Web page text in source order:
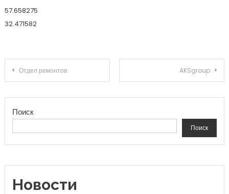
57.658275
32.471582
Навигация по записям
Отдел ремонтов AKSgroup
Поиск
Поиск
Новости